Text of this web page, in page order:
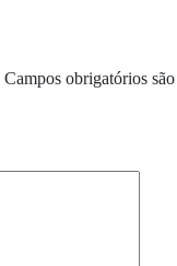
Campos obrigatórios são